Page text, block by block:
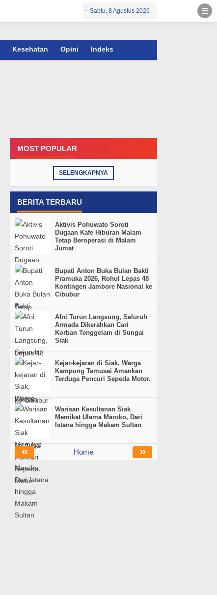
Sabtu, 8 Agustus 2026
Kesehatan Opini Indeks
MOST POPULAR
SELENGKAPNYA
BERITA TERBARU
Aktivis Pohuwato Soroti
Dugaan Kafe Hiburan Malam
Tetap Beroperasi di Malam
Jumat
Bupati Anton Buka Bulan Bakti
Pramuka 2026, Rohul Lepas 48
Kontingen Jambore Nasional ke
Cibubur
Afni Turun Langsung, Seluruh
Armada Dikerahkan Cari
Korban Tenggelam di Sungai
Siak
Kejar-kejaran di Siak, Warga
Kampung Temusai Amankan
Terduga Pencuri Sepeda Motor.
Warisan Kesultanan Siak
Memikat Ulama Maroko, Dari
Istana hingga Makam Sultan
« »
Home